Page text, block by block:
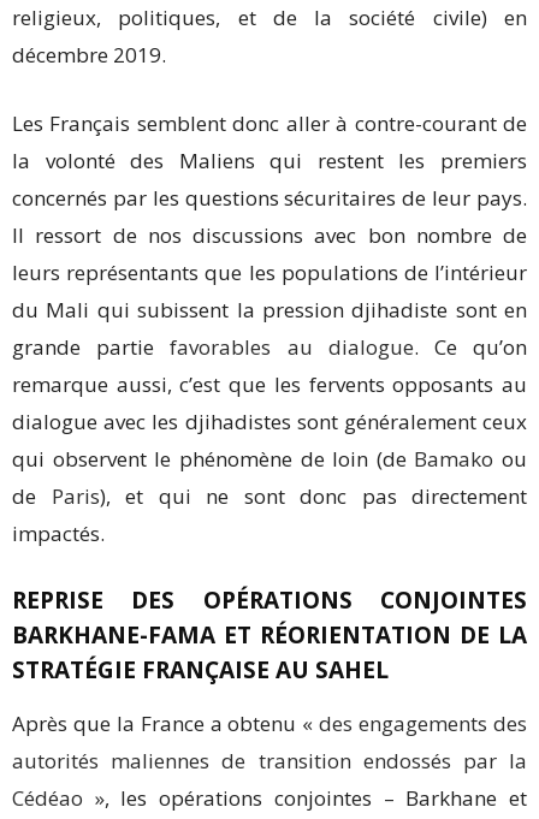
religieux, politiques, et de la société civile) en
décembre 2019.
Les Français semblent donc aller à contre-courant de
la volonté des Maliens qui restent les premiers
concernés par les questions sécuritaires de leur pays.
Il ressort de nos discussions avec bon nombre de
leurs représentants que les populations de l’intérieur
du Mali qui subissent la pression djihadiste sont en
grande partiefavorables au dialogue. Ce qu’on
remarque aussi, c’est que les fervents opposants au
dialogue avec les djihadistes sont généralement ceux
qui observent le phénomène de loin (de Bamako ou
de Paris), et qui ne sont donc pas directement
impactés.
REPRISE DES OPÉRATIONS CONJOINTES
BARKHANE-FAMA ET RÉORIENTATION DE LA
STRATÉGIE FRANÇAISE AU SAHEL
Après que la France a obtenu « des engagements des
autorités maliennes de transition endossés par la
Cédéao », les opérations conjointes – Barkhane et